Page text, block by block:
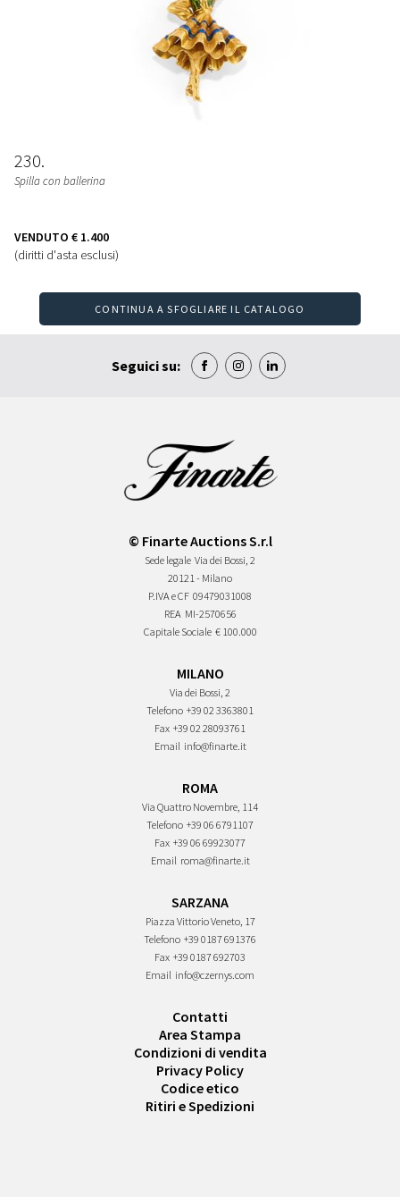
230
Spilla con ballerina
VENDUTO € 1.400
(diritti d'asta esclusi)
CONTINUA A SFOGLIARE IL CATALOGO
Seguici su:
© Finarte Auctions S.r.l
Sede legale Via dei Bossi, 2
20121 - Milano
P.IVA e CF 09479031008
REA MI-2570656
Capitale Sociale € 100.000
MILANO
Via dei Bossi, 2
Telefono +39 02 3363801
Fax +39 02 28093761
Email info@finarte.it
ROMA
Via Quattro Novembre, 114
Telefono +39 06 6791107
Fax +39 06 69923077
Email roma@finarte.it
SARZANA
Piazza Vittorio Veneto, 17
Telefono +39 0187 691376
Fax +39 0187 692703
Email info@czernys.com
Contatti
Area Stampa
Condizioni di vendita
Privacy Policy
Codice etico
Ritiri e Spedizioni